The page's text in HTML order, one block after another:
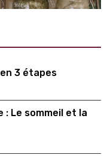
3 étapes
Le sommeil et la